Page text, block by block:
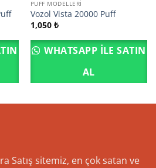
PUFF MODELLERI
Vozol Vista 20000 Puff
1,050 ₺
WHATSAPP ILE SATIN
AL
Satış sitemiz, en çok satan ve